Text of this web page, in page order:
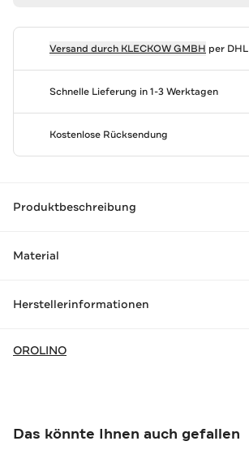
Versand durch KLECKOW GMBH per DHL
Schnelle Lieferung in 1-3 Werktagen
Kostenlose Rücksendung
Produktbeschreibung
Material
Herstellerinformationen
OROLINO
Das könnte Ihnen auch gefallen